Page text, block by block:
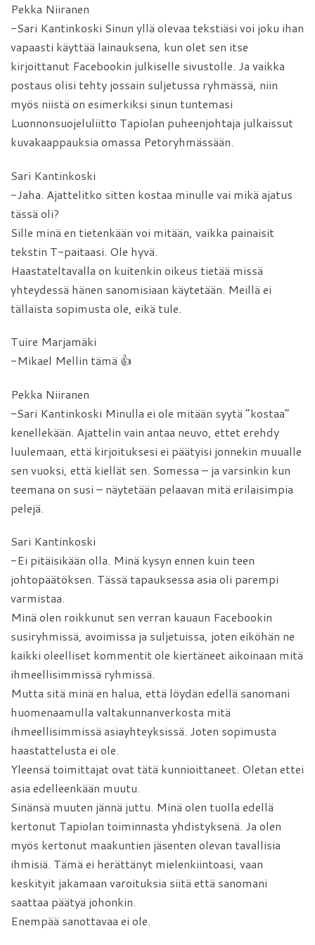
Pekka Niiranen
-Sari Kantinkoski Sinun yllä olevaa tekstiäsi voi joku ihan
vapaasti käyttää lainauksena, kun olet sen itse
kirjoittanut Facebookin julkiselle sivustolle. Ja vaikka
postaus olisi tehty jossain suljetussa ryhmässä, niin
myös niistä on esimerkiksi sinun tuntemasi
Luonnonsuojeluliitto Tapiolan puheenjohtaja julkaissut
kuvakaappauksia omassa Petoryhmässään.
Sari Kantinkoski
-Jaha. Ajattelitko sitten kostaa minulle vai mikä ajatus
tässä oli?
Sille minä en tietenkään voi mitään, vaikka painaisit
tekstin T-paitaasi. Ole hyvä.
Haastateltavalla on kuitenkin oikeus tietää missä
yhteydessä hänen sanomisiaan käytetään. Meillä ei
tällaista sopimusta ole, eikä tule.
Tuire Marjamäki
-Mikael Mellin tämä 👍
Pekka Niiranen
-Sari Kantinkoski Minulla ei ole mitään syytä ”kostaa”
kenellekään. Ajattelin vain antaa neuvo, ettet erehdy
luulemaan, että kirjoituksesi ei päätyisi jonnekin muualle
sen vuoksi, että kiellät sen. Somessa – ja varsinkin kun
teemana on susi – näytetään pelaavan mitä erilaisimpia
pelejä.
Sari Kantinkoski
-Ei pitäisikään olla. Minä kysyn ennen kuin teen
johtopäätöksen. Tässä tapauksessa asia oli parempi
varmistaa.
Minä olen roikkunut sen verran kauaun Facebookin
susiryhmissä, avoimissa ja suljetuissa, joten eiköhän ne
kaikki oleelliset kommentit ole kiertäneet aikoinaan mitä
ihmeellisimmissä ryhmissä.
Mutta sitä minä en halua, että löydän edellä sanomani
huomenaamulla valtakunnanverkosta mitä
ihmeellisimmissä asiayhteyksissä. Joten sopimusta
haastattelusta ei ole.
Yleensä toimittajat ovat tätä kunnioittaneet. Oletan ettei
asia edelleenkään muutu.
Sinänsä muuten jännä juttu. Minä olen tuolla edellä
kertonut Tapiolan toiminnasta yhdistyksenä. Ja olen
myös kertonut maakuntien jäsenten olevan tavallisia
ihmisiä. Tämä ei herättänyt mielenkiintoasi, vaan
keskityit jakamaan varoituksia siitä että sanomani
saattaa päätyä johonkin.
Enempää sanottavaa ei ole.